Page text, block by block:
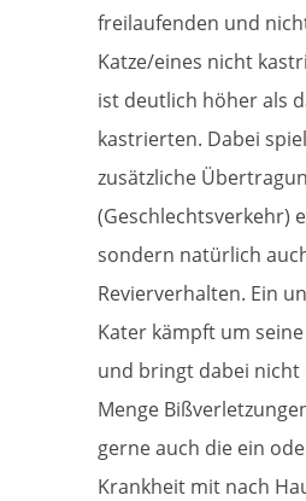
freilaufenden und
Katze/eines nicht
ist deutlich höher als
kastrierten. Dabei
zusätzliche
(Geschlechtsverkehr)
sondern natürlich
Revierverhalten. Ein
Kater kämpft um
und bringt dabei nicht
Menge
gerne auch die ein
Krankheit mit nach